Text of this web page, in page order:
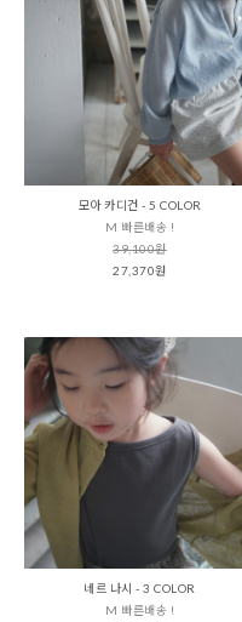
모아 카디건 - 5 COLOR
M 빠른배송 !
39,100원
27,370원
네르 나시 - 3 COLOR
M 빠른배송 !